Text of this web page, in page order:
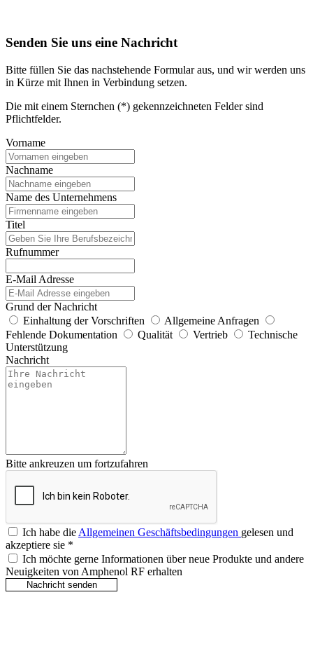
Senden Sie uns eine Nachricht
Bitte füllen Sie das nachstehende Formular aus, und wir werden uns
in Kürze mit Ihnen in Verbindung setzen.
Die mit einem Sternchen (*) gekennzeichneten Felder sind
Pflichtfelder.
Vorname
Nachname
Name des Unternehmens
Titel
Rufnummer
E-Mail Adresse
Grund der Nachricht
Einhaltung der Vorschriften
Allgemeine Anfragen
Fehlende Dokumentation
Qualität Vertrieb
Technische
Unterstützung
Nachricht
Bitte ankreuzen um fortzufahren
Ich habe die Allgemeinen Geschäftsbedingungen gelesen und
akzeptiere sie *
Ich möchte gerne Informationen über neue Produkte und andere
Neuigkeiten von Amphenol RF erhalten